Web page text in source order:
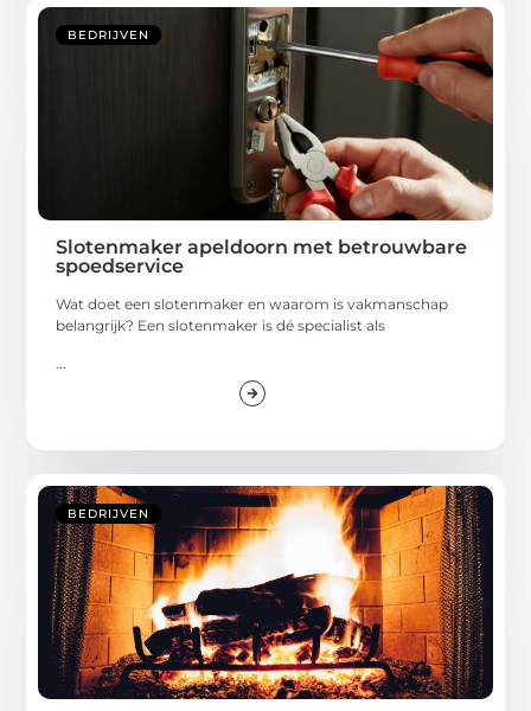
BEDRIJVEN
Slotenmaker apeldoorn met betrouwbare
spoedservice
Wat doet een slotenmaker en waarom is vakmanschap
belangrijk? Een slotenmaker is dé specialist als
...
BEDRIJVEN